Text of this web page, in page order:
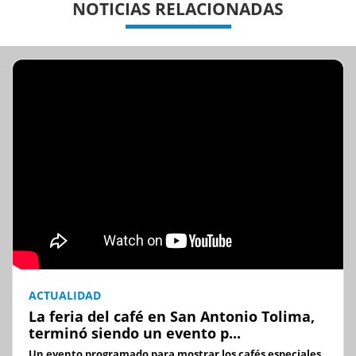
NOTICIAS RELACIONADAS
ACTUALIDAD
La feria del café en San Antonio Tolima,
terminó siendo un evento p...